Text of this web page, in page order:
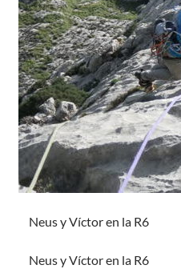
Neus y Víctor en la R6
Neus y Víctor en la R6